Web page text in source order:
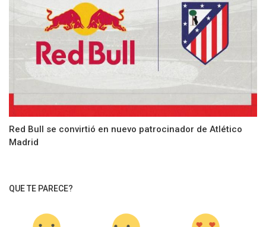
Red Bull se convirtió en nuevo patrocinador de Atlético
Madrid
QUE TE PARECE?